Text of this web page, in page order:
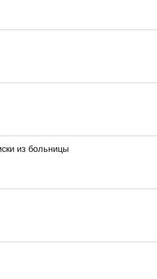
из больницы